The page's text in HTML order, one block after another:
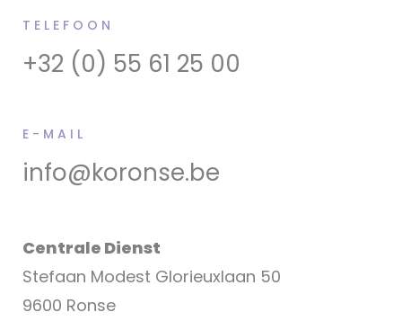
TELEFOON
+32 (0) 55 61 25 00
E-MAIL
info@koronse.be
Centrale Dienst
Stefaan Modest Glorieuxlaan 50
9600 Ronse